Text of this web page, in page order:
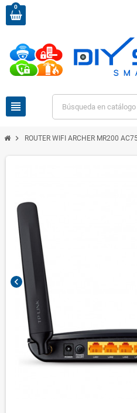
0
view_headline
chevron_right ROUTER WIFI ARCHER MR200
chevron_left